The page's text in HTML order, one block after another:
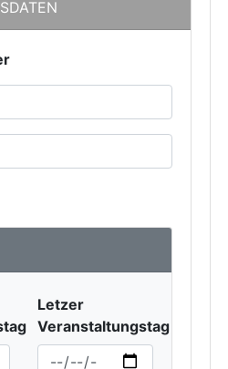
Letzer
Veranstaltungstag